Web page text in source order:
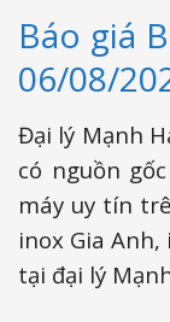
Báo giá
06/08/
Đại lý Mạnh
có nguồn
máy uy tín
inox Gia Anh,
tại đại lý